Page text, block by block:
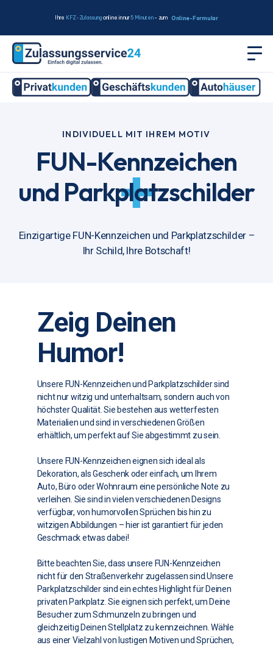
Ihre KFZ-Zulassung online in nur5 Minuten- zum Online-Formular
INDIVIDUELL MIT IHREM MOTIV
FUN-Kennzeichen
und Parkplatzschilder
Einzigartige FUN-Kennzeichen und Parkplatzschilder –
Ihr Schild, Ihre Botschaft!
Zeig Deinen
Humor!
Unsere FUN-Kennzeichen und Parkplatzschilder sind
nicht nur witzig und unterhaltsam, sondern auch von
höchster Qualität. Sie bestehen aus wetterfesten
Materialien und sind in verschiedenen Größen
erhältlich, um perfekt auf Sie abgestimmt zu sein.
Unsere FUN-Kennzeichen eignen sich ideal als
Dekoration, als Geschenk oder einfach, um Ihrem
Auto, Büro oder Wohnraum eine persönliche Note zu
verleihen. Sie sind in vielen verschiedenen Designs
verfügbar, von humorvollen Sprüchen bis hin zu
witzigen Abbildungen – hier ist garantiert für jeden
Geschmack etwas dabei!
Bitte beachten Sie, dass unsere FUN-Kennzeichen
nicht für den Straßenverkehr zugelassen sind.Unsere
Parkplatzschilder sind ein echtes Highlight für Deinen
privaten Parkplatz. Sie eignen sich perfekt, um Deine
Besucher zum Schmunzeln zu bringen und
gleichzeitig Deinen Stellplatz zu kennzeichnen. Wähle
aus einer Vielzahl von lustigen Motiven und Sprüchen,